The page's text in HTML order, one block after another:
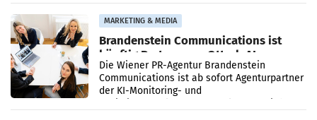
MARKETING & MEDIA
Brandenstein Communications ist
künftig Partner von OtterlyAI
Die Wiener PR-Agentur Brandenstein
Communications ist ab sofort Agenturpartner
der KI-Monitoring- und